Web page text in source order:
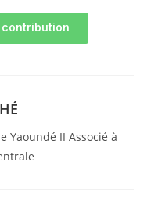
Yaoundé II Associé à